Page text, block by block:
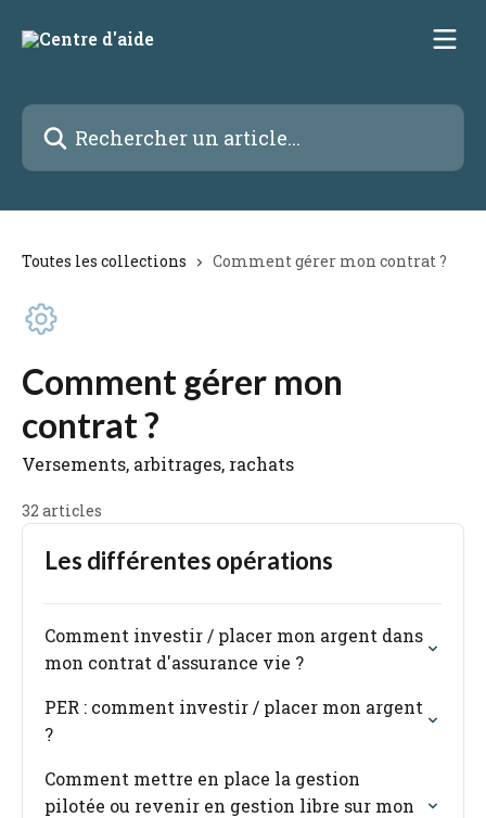
Rechercher un article...
Toutes les collections Comment gérer mon contrat ?
Comment gérer mon
contrat ?
Versements, arbitrages, rachats
32 articles
Les différentes opérations
Comment investir / placer mon argent dans
mon contrat d'assurance vie ?
PER : comment investir / placer mon argent
?
Comment mettre en place la gestion
pilotée ou revenir en gestion libre sur mon